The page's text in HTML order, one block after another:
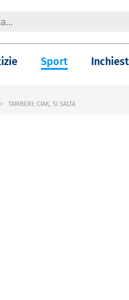
Sport
TAMBERI: CIAK, SI SALTA